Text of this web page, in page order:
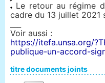
Le retour au régime
cadre du 13 juillet 2021
Voir aussi :
https://itefa.unsa.org/
publique-un-accord-
titre documents joints